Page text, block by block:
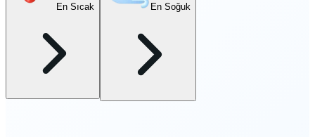
En Sıcak En Soğuk